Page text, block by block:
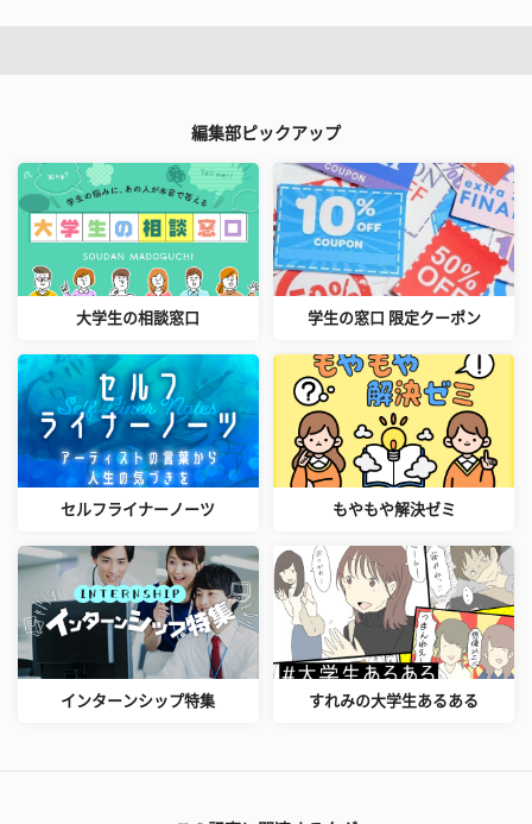
編集部ピックアップ
大学生の相談窓口 学生の窓口 限定クーポン
セルフライナーノーツ もやもや解決ゼミ
インターンシップ特集 すれみの大学生あるある